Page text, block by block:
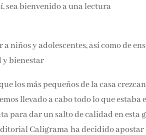
sea bienvenido a una lectura
niños y adolescentes, así como de
salud y bienestar
los más pequeños de la casa
llevado a cabo todo lo que estaba
para dar un salto de calidad en esta
Caligrama ha decidido apostar
Nombre*
Email*
Por favor, acepta los
condiciones de privacidad